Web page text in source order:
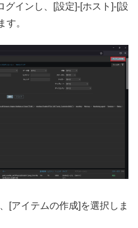
インし、[設定]-[ホスト]-[設
す。
[アイテムの作成]を選択しま